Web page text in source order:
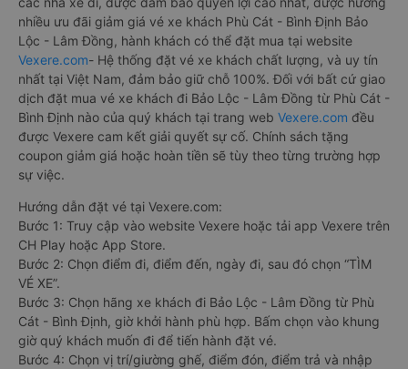
nhiều ưu đãi giảm giá vé xe khách Phù Cát - Bình Định Bảo
Lộc - Lâm Đồng, hành khách có thể đặt mua tại website
Vexere.com- Hệ thống đặt vé xe khách chất lượng, và uy tín
nhất tại Việt Nam, đảm bảo giữ chỗ 100%. Đối với bất cứ giao
dịch đặt mua vé xe khách đi Bảo Lộc - Lâm Đồng từ Phù Cát -
Bình Định nào của quý khách tại trang web Vexere.com đều
được Vexere cam kết giải quyết sự cố. Chính sách tặng
coupon giảm giá hoặc hoàn tiền sẽ tùy theo từng trường hợp
sự việc.
Hướng dẫn đặt vé tại Vexere.com:
Bước 1: Truy cập vào website Vexere hoặc tải app Vexere trên
CH Play hoặc App Store.
Bước 2: Chọn điểm đi, điểm đến, ngày đi, sau đó chọn “TÌM
VÉ XE”.
Bước 3: Chọn hãng xe khách đi Bảo Lộc - Lâm Đồng từ Phù
Cát - Bình Định, giờ khởi hành phù hợp. Bấm chọn vào khung
giờ quý khách muốn đi để tiến hành đặt vé.
Bước 4: Chọn vị trí/giường ghế, điểm đón, điểm trả và nhập